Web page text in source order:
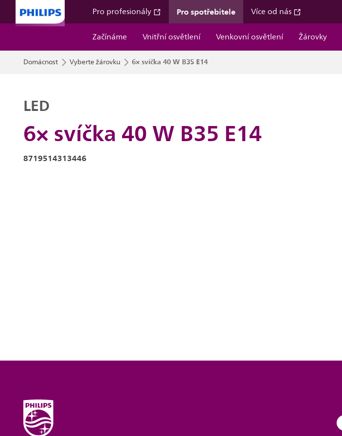
Pro profesionály Pro spotřebitele Více od nás
Začínáme
Vnitřní osvětlení Venkovní osvětlení Žárovky
Domácnost Vyberte žárovku 6× svíčka 40 W B35 E14
6× svíčka 40 W B35 E14
LED
8719514313446